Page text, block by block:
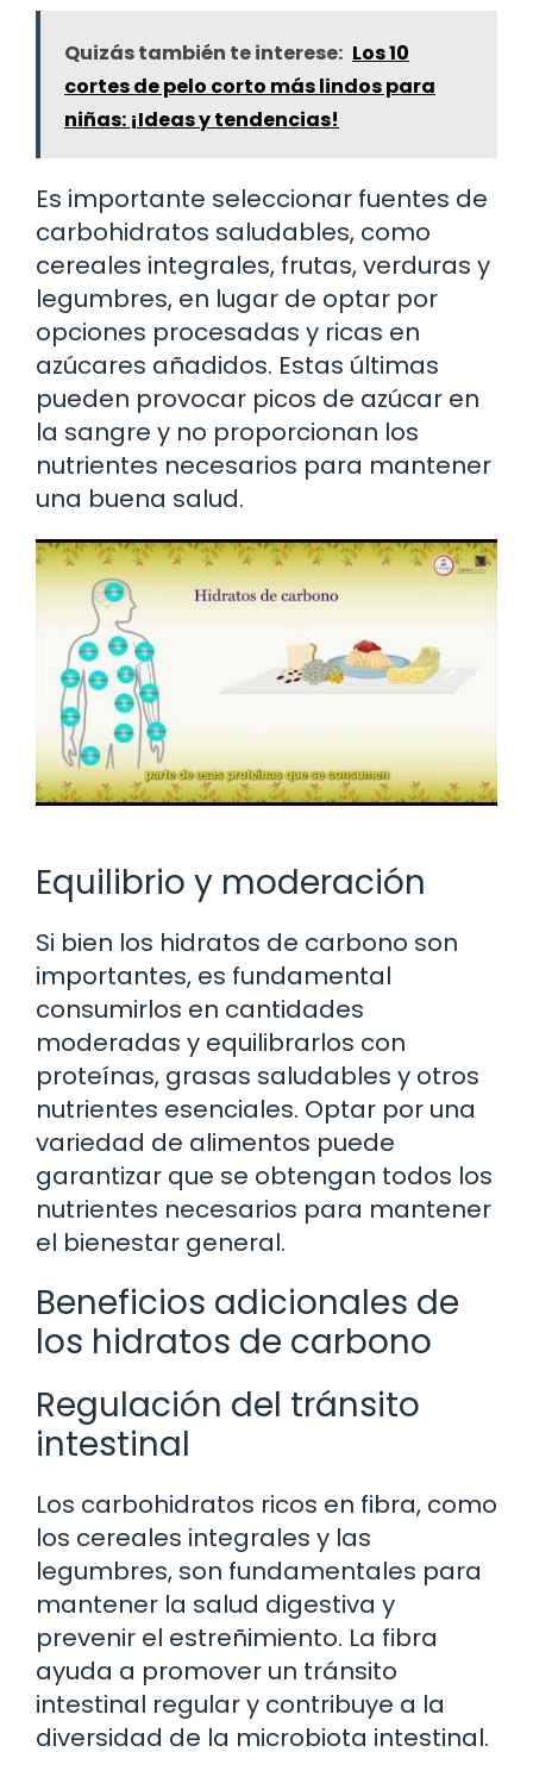
Quizás también te interese: Los 10
cortes de pelo corto más lindos para
niñas: ¡Ideas y tendencias!
Es importante seleccionar fuentes de
carbohidratos saludables, como
cereales integrales, frutas, verduras y
legumbres, en lugar de optar por
opciones procesadas y ricas en
azúcares añadidos. Estas últimas
pueden provocar picos de azúcar en
la sangre y no proporcionan los
nutrientes necesarios para mantener
una buena salud.
Equilibrio y moderación
Si bien los hidratos de carbono son
importantes, es fundamental
consumirlos en cantidades
moderadas y equilibrarlos con
proteínas, grasas saludables y otros
nutrientes esenciales. Optar por una
variedad de alimentos puede
garantizar que se obtengan todos los
nutrientes necesarios para mantener
el bienestar general.
Beneficios adicionales de
los hidratos de carbono
Regulación del tránsito
intestinal
Los carbohidratos ricos en fibra, como
los cereales integrales y las
legumbres, son fundamentales para
mantener la salud digestiva y
prevenir el estreñimiento. La fibra
ayuda a promover un tránsito
intestinal regular y contribuye a la
diversidad de la microbiota intestinal.